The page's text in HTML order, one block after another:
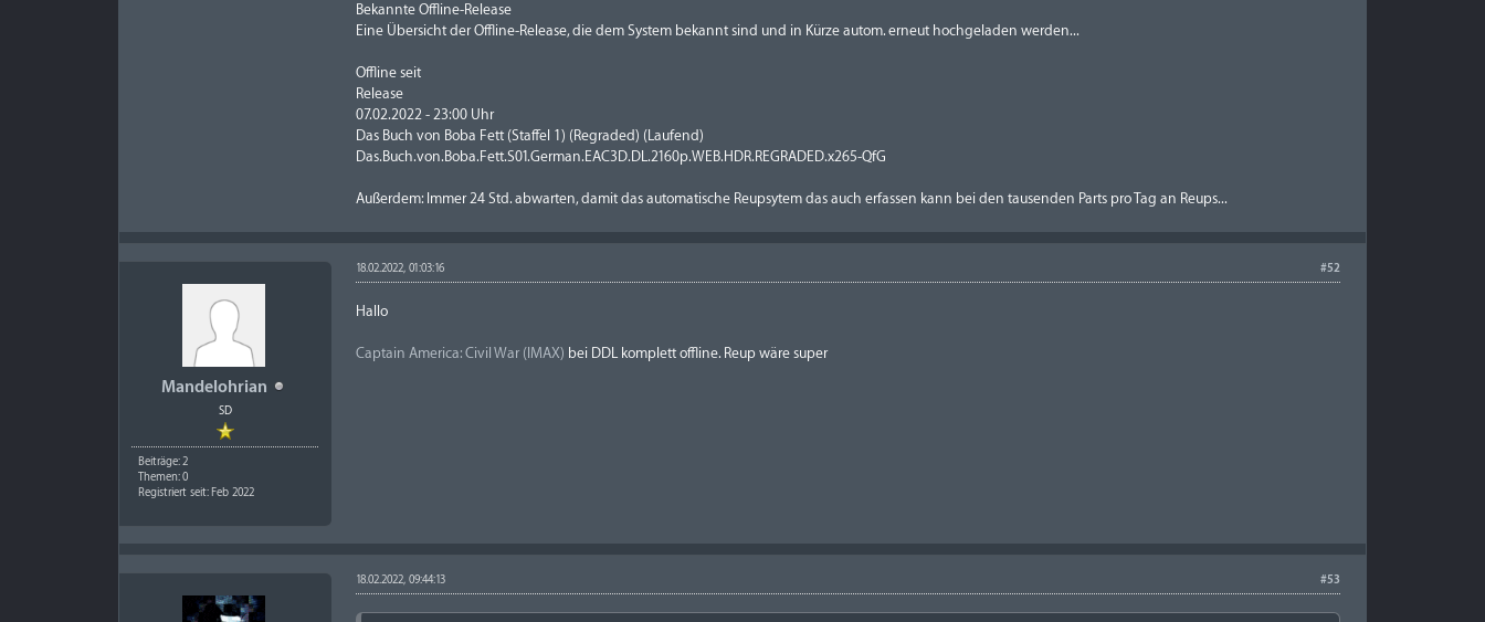
Bekannte Offline-Release
Eine Übersicht der Offline-Release, die dem System bekannt sind und in Kürze autom. erneut hochgeladen werden...
Offline seit
Release
07.02.2022 - 23:00 Uhr
Das Buch von Boba Fett (Staffel 1) (Regraded) (Laufend)
Das.Buch.von.Boba.Fett.S01.German.EAC3D.DL.2160p.WEB.HDR.REGRADED.x265-QfG
Außerdem: Immer 24 Std. abwarten, damit das automatische Reupsytem das auch erfassen kann bei den tausenden Parts pro Tag an Reups...
Mandelohrian
SD
Beiträge: 2
Themen: 0
Registriert seit: Feb 2022
#52
18.02.2022, 01:03:16
Hallo
Captain America: Civil War (IMAX) bei DDL komplett offline. Reup wäre super
#53
18.02.2022, 09:44:13